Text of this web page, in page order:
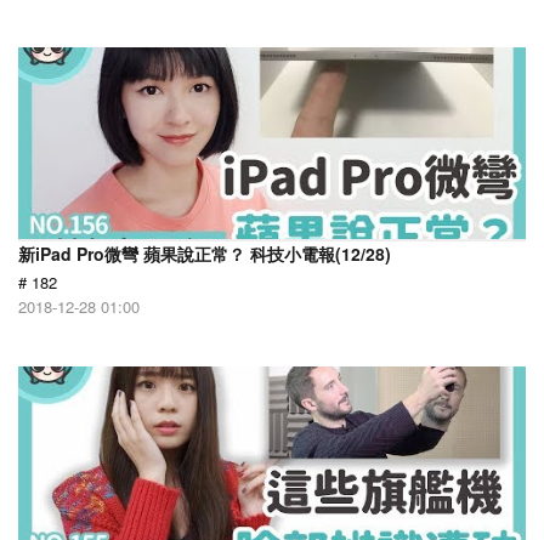
新iPad Pro微彎 蘋果說正常？ 科技小電報(12/28)
# 182
2018-12-28 01:00